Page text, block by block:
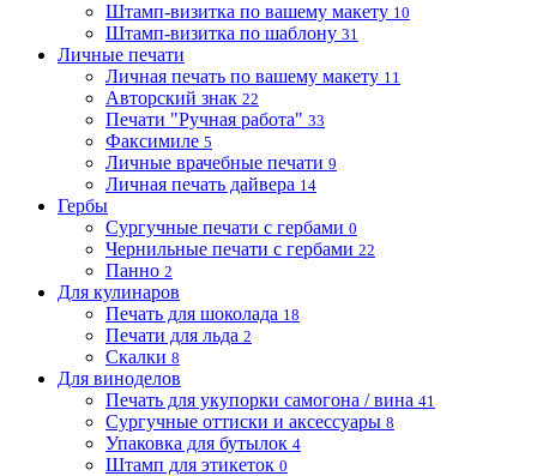
Штамп-визитка по вашему макету 10
Штамп-визитка по шаблону 31
Личные печати
Личная печать по вашему макету 11
Авторский знак 22
Печати "Ручная работа" 33
Факсимиле 5
Личные врачебные печати 9
Личная печать дайвера 14
Гербы
Сургучные печати с гербами 0
Чернильные печати с гербами 22
Панно 2
Для кулинаров
Печать для шоколада 18
Печати для льда 2
Скалки 8
Для виноделов
Печать для укупорки самогона / вина 41
Сургучные оттиски и аксессуары 8
Упаковка для бутылок 4
Штамп для этикеток 0